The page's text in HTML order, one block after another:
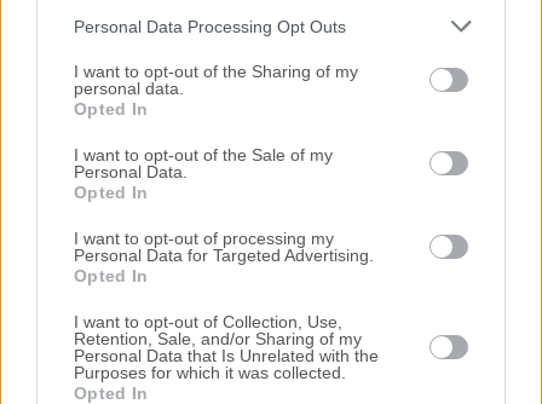
services and may gather and store information including but
not limited to your visit or usage behaviour. You may click to
grant or deny consent to Google and its third-party tags to
use your data for below specified purposes in below Google
consent section.
Personal Data Processing Opt Outs
I want to opt-out of the Sharing of my
personal data.
Opted In
I want to opt-out of the Sale of my
Personal Data.
Opted In
I want to opt-out of processing my
Personal Data for Targeted Advertising.
Opted In
I want to opt-out of Collection, Use,
Retention, Sale, and/or Sharing of my
Personal Data that Is Unrelated with the
Purposes for which it was collected.
Opted In
Ζητήστε χρηματοδότηση για την απόκτηση του
συγκεκριμένου ακινήτου
Προτεινόμενα Ακίνητα
Κατάστημα 245 τ.μ. με πατάρι 113 τ.μ.
Θεσσαλονίκης
Βιομηχανική αποθήκη 1.275 τ.μ.
Καλοχώρι, Καλοχώρι, Νομός Θεσσαλονίκης